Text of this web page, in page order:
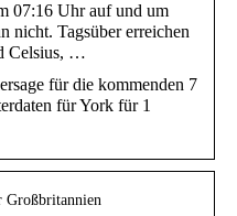
07:16 Uhr auf und um
nicht. Tagsüber erreichen
Celsius, …
für die kommenden 7
für York für 1
Großbritannien